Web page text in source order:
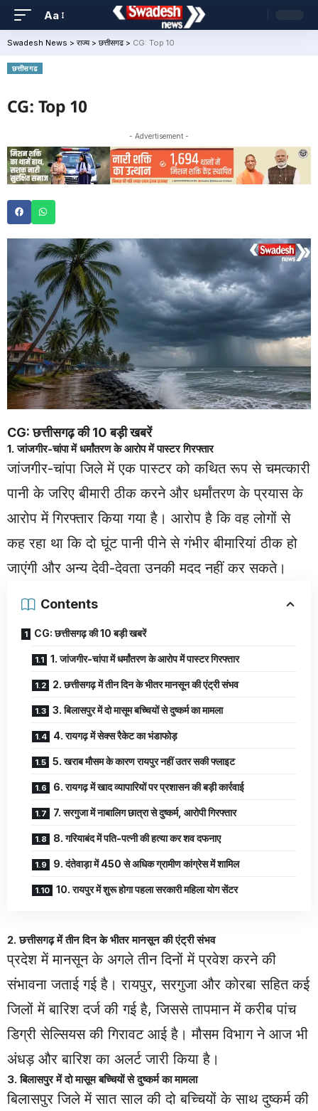
Aa
Swadesh News > राज्य> छत्तीसगढ > CG: Top 10
छत्तीसगढ
CG: Top 10
- Advertisement -
CG: छत्तीसगढ़ की 10 बड़ी खबरें
1. जांजगीर-चांपा में धर्मांतरण के आरोप में पास्टर गिरफ्तार
जांजगीर-चांपा जिले में एक पास्टर को कथित रूप से चमत्कारी
पानी के जरिए बीमारी ठीक करने और धर्मांतरण के प्रयास के
आरोप में गिरफ्तार किया गया है। आरोप है कि वह लोगों से
कह रहा था कि दो घूंट पानी पीने से गंभीर बीमारियां ठीक हो
जाएंगी और अन्य देवी-देवता उनकी मदद नहीं कर सकते।
Contents
CG: छत्तीसगढ़ की 10 बड़ी खबरें
1. जांजगीर-चांपा में धर्मांतरण के आरोप में पास्टर गिरफ्तार
2. छत्तीसगढ़ में तीन दिन के भीतर मानसून की एंट्री संभव
3. बिलासपुर में दो मासूम बच्चियों से दुष्कर्म का मामला
4. रायगढ़ में सेक्स रैकेट का भंडाफोड़
5. खराब मौसम के कारण रायपुर नहीं उतर सकी फ्लाइट
6. रायगढ़ में खाद व्यापारियों पर प्रशासन की बड़ी कार्रवाई
7. सरगुजा में नाबालिग छात्रा से दुष्कर्म, आरोपी गिरफ्तार
8. गरियाबंद में पति-पत्नी की हत्या कर शव दफनाए
9. दंतेवाड़ा में 450 से अधिक ग्रामीण कांग्रेस में शामिल
10. रायपुर में शुरू होगा पहला सरकारी महिला योग सेंटर
2. छत्तीसगढ़ में तीन दिन के भीतर मानसून की एंट्री संभव
प्रदेश में मानसून के अगले तीन दिनों में प्रवेश करने की
संभावना जताई गई है। रायपुर, सरगुजा और कोरबा सहित कई
जिलों में बारिश दर्ज की गई है, जिससे तापमान में करीब पांच
डिग्री सेल्सियस की गिरावट आई है। मौसम विभाग ने आज भी
अंधड़ और बारिश का अलर्ट जारी किया है।
3. बिलासपुर में दो मासूम बच्चियों से दुष्कर्म का मामला
बिलासपुर जिले में सात साल की दो बच्चियों के साथ दुष्कर्म की